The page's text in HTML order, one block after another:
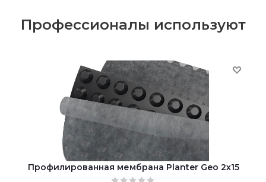
Профессионалы используют
Профилированная мембрана Planter Geo 2х15